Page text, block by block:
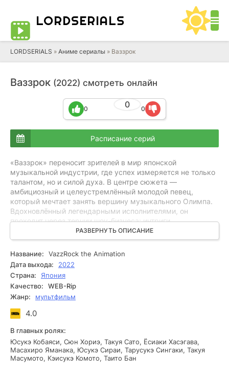
LORDSERIALS
LORDSERIALS » Аниме сериалы » Ваззрок
Ваззрок (2022) смотреть онлайн
0
0 0
Расписание серий
«Ваззрок» переносит зрителей в мир японской
музыкальной индустрии, где успех измеряется не только
талантом, но и силой духа. В центре сюжета —
амбициозный и целеустремлённый молодой певец,
который мечтает занять вершину музыкального Олимпа.
Вдохновлённый легендарными исполнителями, он
проходит через тернии шоу-бизнеса: интриги,
соперничество и предательство. Захватывающая
атмосфера насыщена яркими выступлениями и
динамичными репетициями, а каждое выступление
Сериал держит в напряжении, открывая всё новые грани
внутреннего мира персонажей и заставляя зрителей
сопереживать на каждом шагу их нелёгкого пути к славе.
РАЗВЕРНУТЬ ОПИСАНИЕ
Название:
VazzRock the Animation
Дата выхода:
2022
Страна:
Япония
Качество:
WEB-Rip
Жанр:
мультфильм
4.0
В главных ролях:
Юсукэ Кобаяси, Сюн Хориэ, Такуя Сато, Ёсиаки Хасэгава,
Масахиро Яманака, Юсукэ Сираи, Тарусукэ Сингаки, Такуя
Масумото, Кэисукэ Комото, Таито Бан